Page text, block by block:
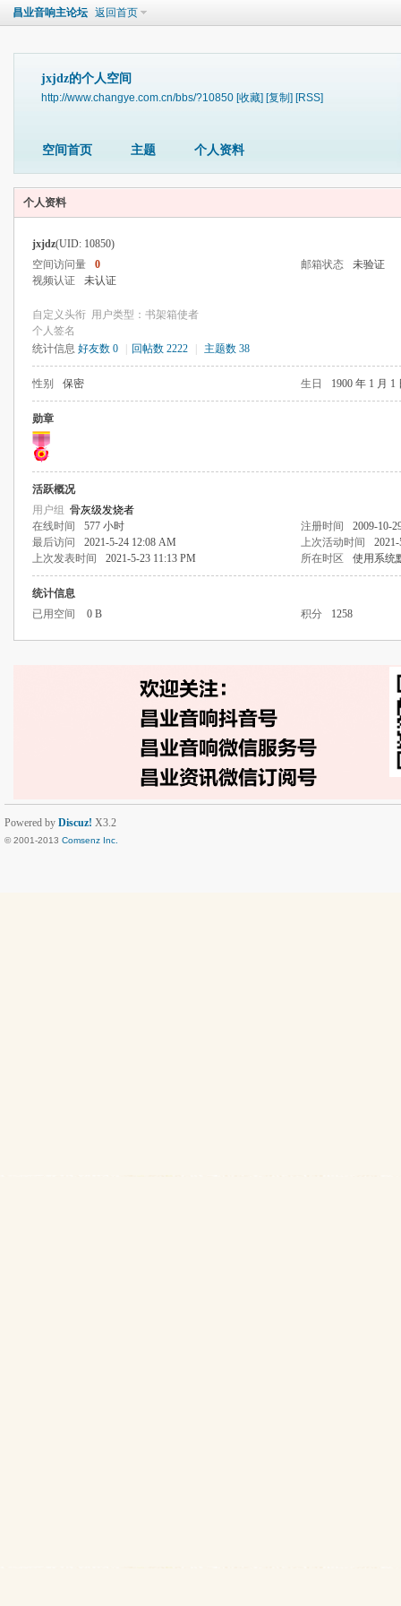
昌业音响主论坛 返回首页
jxjdz的个人空间
http://www.changye.com.cn/bbs/?10850 [收藏] [复制] [RSS]
空间首页 主题 个人资料
个人资料
jxjdz(UID: 10850)
空间访问量
0 邮箱状态
未验证
视频认证
未认证
自定义头衔 用户类型：书架箱使者
个人签名
统计信息 好友数 0 回帖数 2222 主题数 38
性别 保密 生日 1900 年 1 月 1
勋章
活跃概况
用户组 骨灰级发烧者
在线时间
577 小时 注册时间
2009-10-
最后访问
2021-5-24 12:08 AM 上次活动时间
上次发表时间
2021-5-23 11:13 PM 所在时区 使用系统
统计信息
已用空间
0 B 积分 1258
Powered by Discuz! X3.2
© 2001-2013 Comsenz Inc.